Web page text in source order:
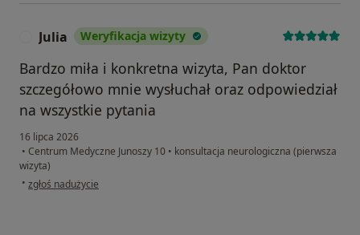
Julia Weryfikacja wizyty
Bardzo miła i konkretna wizyta, Pan doktor
szczegółowo mnie wysłuchał oraz odpowiedział
na wszystkie pytania
16 lipca 2026
• Centrum Medyczne Junoszy 10 • konsultacja neurologiczna (pierwsza
wizyta)
• w opinii użytkownika Julia
zgłoś nadużycie